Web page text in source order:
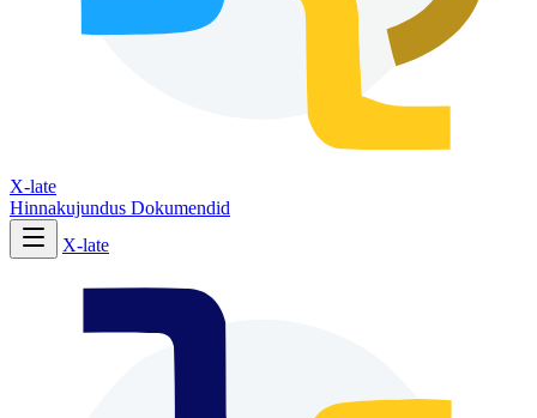
X-late
Hinnakujundus Dokumendid
X-late